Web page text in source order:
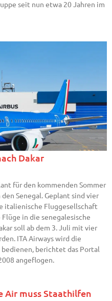
seit nun etwa 20 Jahren im
Dakar
für den kommenden Sommer
Senegal. Geplant sind vier
italienische Fluggesellschaft
in die senegalesische
soll ab dem 3. Juli mit vier
ITA Airways wird die
berichtet das Portal
angeflogen.
Air muss Staathilfen